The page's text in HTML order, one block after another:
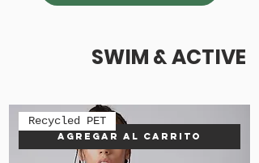
SWIM & ACTIVE
Agregar al carrito
Recycled PET